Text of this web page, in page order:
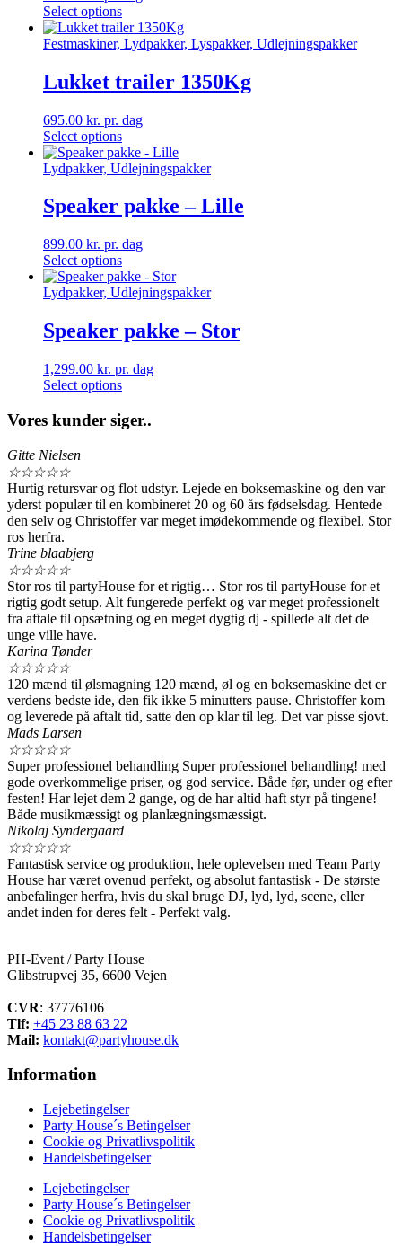
Select options
Festmaskiner, Lydpakker, Lyspakker, Udlejningspakker
Lukket trailer 1350Kg
695.00 kr. pr. dag
Select options
Lydpakker, Udlejningspakker
Speaker pakke – Lille
899.00 kr. pr. dag
Select options
Lydpakker, Udlejningspakker
Speaker pakke – Stor
1,299.00 kr. pr. dag
Select options
Vores kunder siger..
Gitte Nielsen
☆☆☆☆☆
Hurtig retursvar og flot udstyr. Lejede en boksemaskine og den var
yderst populær til en kombineret 20 og 60 års fødselsdag. Hentede
den selv og Christoffer var meget imødekommende og flexibel. Stor
ros herfra.
Trine blaabjerg
☆☆☆☆☆
Stor ros til partyHouse for et rigtig… Stor ros til partyHouse for et
rigtig godt setup. Alt fungerede perfekt og var meget professionelt
fra aftale til opsætning og en meget dygtig dj - spillede alt det de
unge ville have.
Karina Tønder
☆☆☆☆☆
120 mænd til ølsmagning 120 mænd, øl og en boksemaskine det er
verdens bedste ide, den fik ikke 5 minutters pause. Christoffer kom
og leverede på aftalt tid, satte den op klar til leg. Det var pisse sjovt.
Mads Larsen
☆☆☆☆☆
Super professionel behandling Super professionel behandling! med
gode overkommelige priser, og god service. Både før, under og efter
festen! Har lejet dem 2 gange, og de har altid haft styr på tingene!
Både musikmæssigt og planlægningsmæssigt.
Nikolaj Syndergaard
☆☆☆☆☆
Fantastisk service og produktion, hele oplevelsen med Team Party
House har været ovenud perfekt, og absolut fantastisk - De største
anbefalinger herfra, hvis du skal bruge DJ, lyd, lyd, scene, eller
andet inden for deres felt - Perfekt valg.
PH-Event / Party House
Glibstrupvej 35, 6600 Vejen
CVR: 37776106
Tlf: +45 23 88 63 22
Mail: kontakt@partyhouse.dk
Information
Lejebetingelser
Party House´s Betingelser
Cookie og Privatlivspolitik
Handelsbetingelser
Lejebetingelser
Party House´s Betingelser
Cookie og Privatlivspolitik
Handelsbetingelser